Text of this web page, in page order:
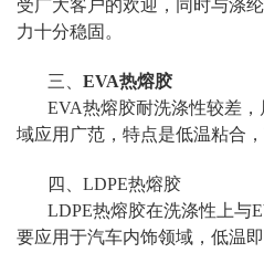
受广大客户的欢迎，同时与涤
力十分稳固。
三、 EVA热熔胶
EVA热熔胶耐洗涤性较差
域应用广范，特点是低温粘合
四、LDPE热熔胶
LDPE热熔胶在洗涤性上与
要应用于汽车内饰领域，低温